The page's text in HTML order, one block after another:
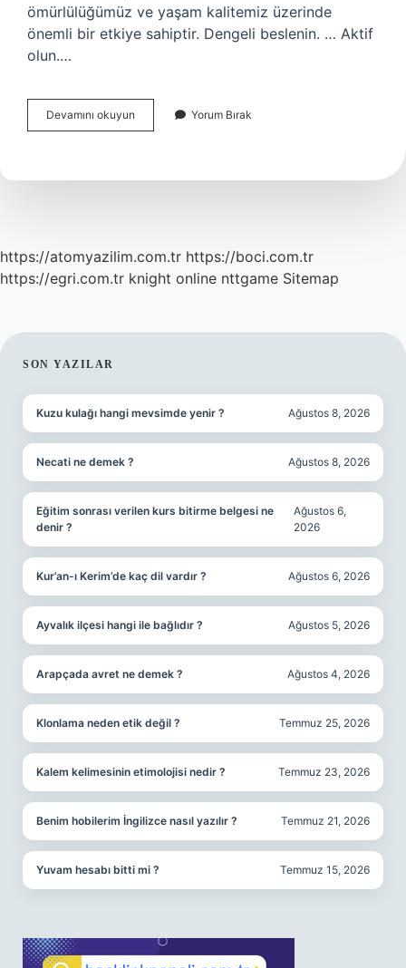
ömürlülüğümüz ve yaşam kalitemiz üzerinde
önemli bir etkiye sahiptir. Dengeli beslenin. … Aktif
olun.…
Devamını okuyun
Ve
Için
Yorum Bırak
https://atomyazilim.com.tr https://boci.com.tr
https://egri.com.tr knight online nttgame Sitemap
SIDEBAR
SON YAZILAR
Kuzu kulağı hangi mevsimde yenir ? Ağustos 8, 2026
Necati ne demek ? Ağustos 8, 2026
Eğitim sonrası verilen kurs bitirme belgesi ne
denir ?
Ağustos 6,
2026
Kur’an-ı Kerim’de kaç dil vardır ? Ağustos 6, 2026
Ayvalık ilçesi hangi ile bağlıdır ? Ağustos 5, 2026
Arapçada avret ne demek ? Ağustos 4, 2026
Klonlama neden etik değil ? Temmuz 25, 2026
Kalem kelimesinin etimolojisi nedir ? Temmuz 23, 2026
Benim hobilerim İngilizce nasıl yazılır ? Temmuz 21, 2026
Yuvam hesabı bitti mi ? Temmuz 15, 2026